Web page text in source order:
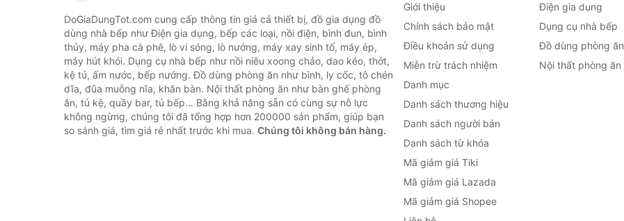
DoGiaDungTot.com cung cấp thông tin giá cả thiết bị, đồ gia dụng đồ
dùng nhà bếp như Điện gia dụng, bếp các loại, nồi điện, bình đun, bình
thủy, máy pha cà phê, lò vi sóng, lò nướng, máy xay sinh tố, máy ép,
máy hút khói. Dụng cụ nhà bếp như nồi niêu xoong chảo, dao kéo, thớt,
kệ tủ, ấm nước, bếp nướng. Đồ dùng phòng ăn như bình, ly cốc, tô chén
dĩa, đũa muỗng nĩa, khăn bàn. Nội thất phòng ăn như bàn ghế phòng
ăn, tủ kệ, quầy bar, tủ bếp... Bằng khả năng sẵn có cùng sự nỗ lực
không ngừng, chúng tôi đã tổng hợp hơn 200000 sản phẩm, giúp bạn
so sánh giá, tìm giá rẻ nhất trước khi mua. Chúng tôi không bán hàng.
Giới thiệu
Chính sách bảo mật
Điều khoản sử dụng
Miễn trừ trách nhiệm
Danh mục
Danh sách thương hiệu
Danh sách người bán
Danh sách từ khóa
Mã giảm giá Tiki
Mã giảm giá Lazada
Mã giảm giá Shopee
Điện gia dụng
Dụng cụ nhà bếp
Đồ dùng phòng ăn
Nội thất phòng ăn